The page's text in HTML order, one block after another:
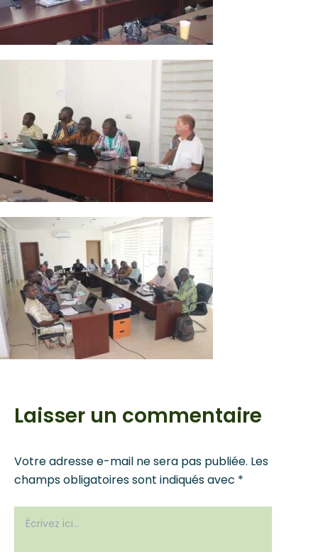
Laisser un commentaire
Votre adresse e-mail ne sera pas publiée. Les
champs obligatoires sont indiqués avec *
ici…